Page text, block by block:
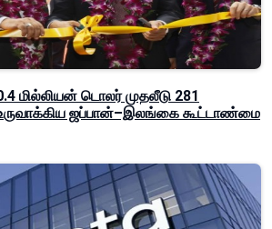
மில்லியன் டொலர் முதலீடு 281
ஜப்பான்–இலங்கை கூட்டாண்மை